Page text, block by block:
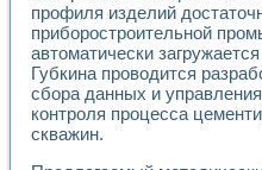
Система
Система сбора
Управление
Разработка
Использование
Оборудование
профиля изделий
приборостроительной
автоматически
Губкина проводится
сбора данных и
контроля процесса
скважин.